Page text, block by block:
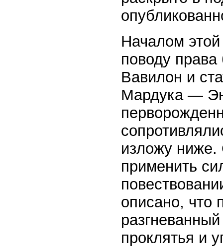
Началом
поводу права
Вавилон и
Мардука —
изложу
применить
описано, что
проклятья и